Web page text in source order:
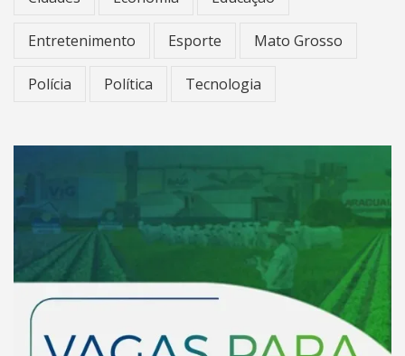
Entretenimento Esporte Mato Grosso
Polícia Política Tecnologia